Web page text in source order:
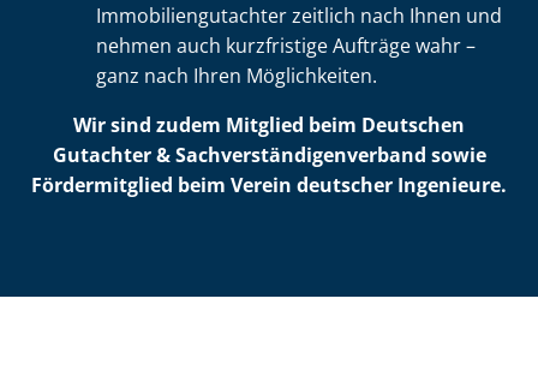
Im­mo­bi­li­en­gut­ach­ter zeitlich nach Ihnen und
nehmen auch kurzfristige Aufträge wahr –
ganz nach Ihren Möglichkeiten.
Wir sind zudem Mitglied beim Deutschen
Gutachter & Sach­ver­stän­di­gen­ver­band sowie
Fördermitglied beim Verein deutscher Ingenieure.